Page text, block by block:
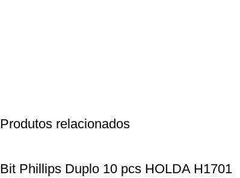
Produtos relacionados
Bit Phillips Duplo 10 pcs HOLDA H1701